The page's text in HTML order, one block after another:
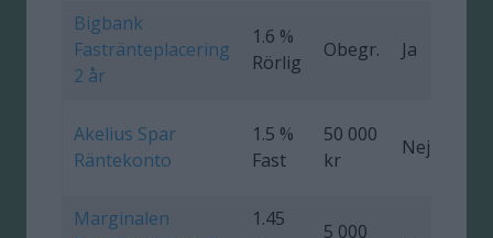
Bigbank
Fastränteplacering
2 år
1.6 %
Rörlig
Obegr. Ja
Akelius Spar
Räntekonto
1.5 %
Fast
50 000
kr
Nej
Marginalen
1.45
5 000